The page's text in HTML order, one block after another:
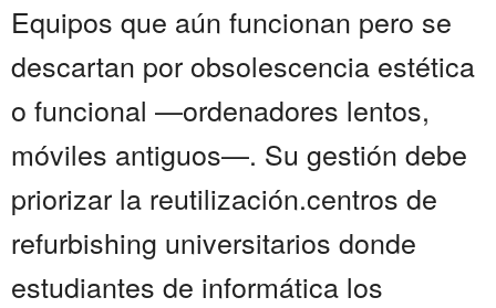
Equipos que aún funcionan pero se
descartan por obsolescencia estética
o funcional —ordenadores lentos,
móviles antiguos—. Su gestión debe
priorizar la reutilización.centros de
refurbishing universitarios donde
estudiantes de informática los